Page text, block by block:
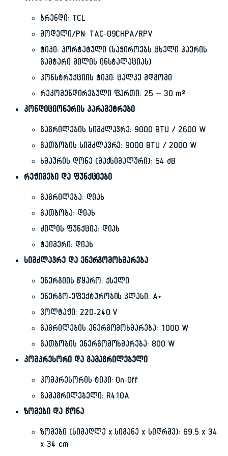
ბრენდი: TCL
მოდელი/PN: TAC-09CHPA/RPV
ტიპი: პორტატული (საჭიროებს ცხელი ჰაერის
გამტარი მილის ინსტალაციას)
კონსტრუქციის ტიპი: ცალკე მდგომი
რეკომენდირებული ფართი: 25 – 30 m²
კონდიციონერის პარამეტრები
გაგრილების სიმძლავრე: 9000 BTU / 2600 W
გათბობის სიმძლავრე: 9000 BTU / 2000 W
ხმაურის დონე (მაქსიმალური): 54 dB
რეჟიმები და ფუნქციები
გაგრილება: დიახ
გათბობა: დიახ
ძილის ფუნქცია: დიახ
ტაიმერი: დიახ
სიმძლავრე და ენერგომოხმარება
ენერგიის წყარო: ქსელი
ენერგო-ეფექტურობის კლასი: A+
ვოლტაჟი: 220-240 V
გაგრილების ენერგომოხმარება: 1000 W
გათბობის ენერგომოხმარება: 800 W
კომპრესორი და გამაგრილებელი
კომპრესორის ტიპი: On-Off
გამაგრილებელი: R410A
ზომები და წონა
ზომები (სიმაღლე x სიგანე x სიღრმე): 69.5 x 34
x 34 cm